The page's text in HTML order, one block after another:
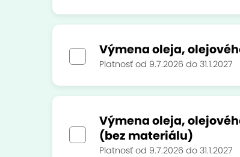
Výmena oleja,
Platnosť od 9.7.2026 do 31.1.2027
Výmena oleja,
(bez materiálu)
Platnosť od 9.7.2026 do 31.1.2027